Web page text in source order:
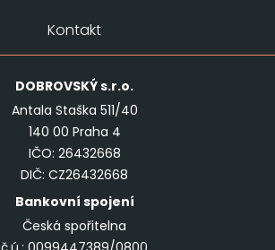
Kontakt
DOBROVSKÝs.r.o.
Antala Staška 511/40
140 00 Praha 4
IČO: 26432668
DIČ: CZ26432668
Bankovní spojení
Česká spořitelna